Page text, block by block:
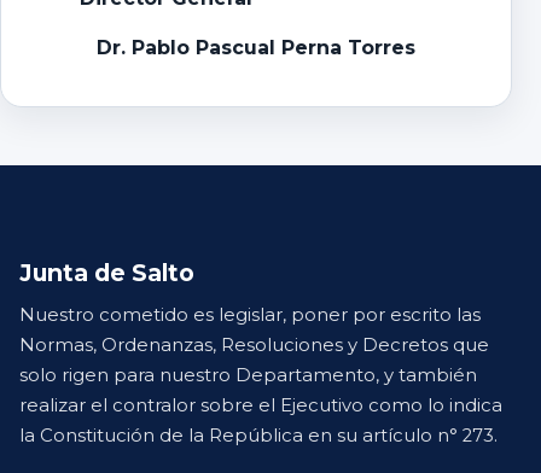
Dr. Pablo Pascual Perna Torres
Junta de Salto
Nuestro cometido es legislar, poner por escrito las
Normas, Ordenanzas, Resoluciones y Decretos que
solo rigen para nuestro Departamento, y también
realizar el contralor sobre el Ejecutivo como lo indica
la Constitución de la República en su artículo n° 273.